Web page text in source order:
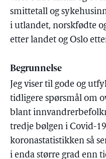
smittetall og
i utlandet, norskfødte
etter landet og Oslo
Begrunnelse
Jeg viser til gode og
tidligere spørsmål om
blant
tredje bølgen i Covid-
koronastatistikken så
i enda større grad enn